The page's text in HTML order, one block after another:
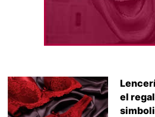
el